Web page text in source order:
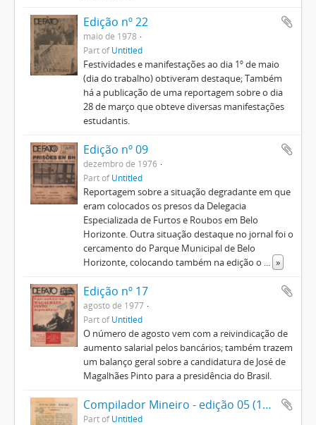
Edição nº 22
maio de 1978
Part ofUntitled
Festividades e manifestações ao dia 1º de maio
(dia do trabalho) obtiveram destaque; Também
há a publicação de uma reportagem sobre o dia
28 de março que obteve diversas manifestações
estudantis.
Edição nº 09
dezembro de 1976
Part ofUntitled
Reportagem sobre a situação degradante em que
eram colocados os presos da Delegacia
Especializada de Furtos e Roubos em Belo
Horizonte. Outra situação destaque no jornal foi o
cercamento do Parque Municipal de Belo
Horizonte, colocando também na edição o
»
Edição nº 17
agosto de 1977
Part ofUntitled
O número de agosto vem com a reivindicação de
aumento salarial pelos bancários; também trazem
um balanço geral sobre a candidatura de José de
Magalhães Pinto para a presidência do Brasil.
Compilador Mineiro - edição 05 (1823) 1
Part ofUntitled